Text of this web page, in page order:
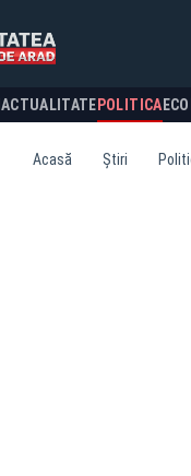
ACTUALITATE POLITICA
Acasă Știri